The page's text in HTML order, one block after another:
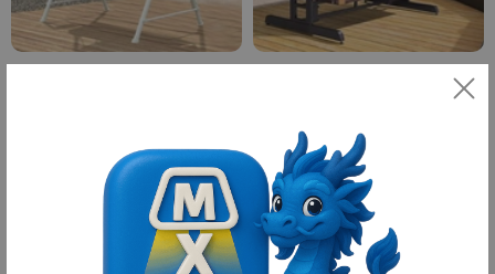
28 840 ₽
10
оплачено
Качели садовые из ротанга Swing
5 098 ¥ 71 372 ₽